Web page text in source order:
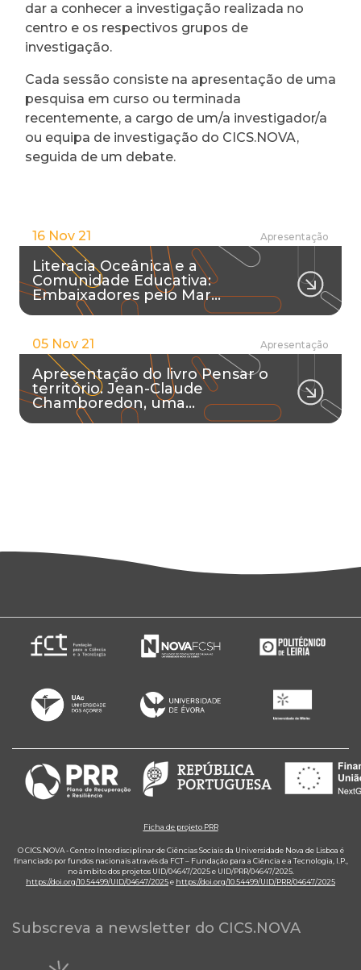
dar a conhecer a investigação realizada no
centro e os respectivos grupos de
investigação.
Cada sessão consiste na apresentação de uma
pesquisa em curso ou terminada
recentemente, a cargo de um/a investigador/a
ou equipa de investigação do CICS.NOVA,
seguida de um debate.
16 Nov 21 Apresentação
Literacia Oceânica e a
Comunidade Educativa:
Embaixadores pelo Mar…
05 Nov 21 Apresentação
Apresentação do livro Pensar o
território. Jean-Claude
Chamboredon, uma…
Ficha de projeto PRR
O CICS.NOVA - Centro Interdisciplinar de Ciências Sociais da Universidade Nova de Lisboa é
financiado por fundos nacionais através da FCT – Fundação para a Ciência e a Tecnologia, I.P.,
no âmbito dos projetos UID/04647/2025 e UID/PRR/04647/2025.
https://doi.org/10.54499/UID/04647/2025e https://doi.org/10.54499/UID/PRR/04647/2025
Subscreva a newsletter do CICS.NOVA